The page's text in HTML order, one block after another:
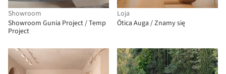
Showroom
Showroom Gunia Project / Temp
Project
Loja
Ótica Auga / Znamy się